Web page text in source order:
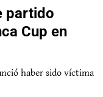
partido
Cup en
haber sido víctima